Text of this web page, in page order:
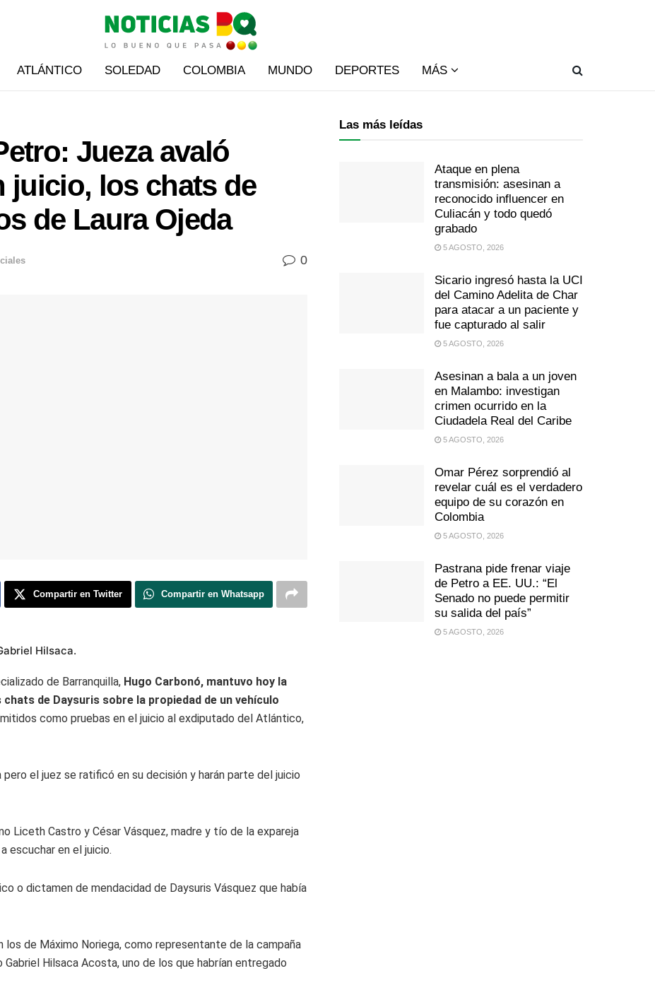
ATLÁNTICO SOLEDAD COLOMBIA MUNDO DEPORTES MÁS
Jueza avaló
juicio, los chats de
de Laura Ojeda
0
Compartir en Twitter Compartir en Whatsapp
Hilsaca.
de Barranquilla, Hugo Carbonó, mantuvo hoy la
de Daysuris sobre la propiedad de un vehículo
como pruebas en el juicio al exdiputado del Atlántico,
el juez se ratificó en su decisión y harán parte del juicio
Liceth Castro y César Vásquez, madre y tío de la expareja
escuchar en el juicio.
o dictamen de mendacidad de Daysuris Vásquez que había
de Máximo Noriega, como representante de la campaña
Hilsaca Acosta, uno de los que habrían entregado
Las más leídas
Ataque en plena
transmisión: asesinan a
reconocido influencer en
Culiacán y todo quedó
grabado
5 AGOSTO, 2026
Sicario ingresó hasta la UCI
del Camino Adelita de Char
para atacar a un paciente y
fue capturado al salir
5 AGOSTO, 2026
Asesinan a bala a un joven
en Malambo: investigan
crimen ocurrido en la
Ciudadela Real del Caribe
5 AGOSTO, 2026
Omar Pérez sorprendió al
revelar cuál es el verdadero
equipo de su corazón en
Colombia
5 AGOSTO, 2026
Pastrana pide frenar viaje
de Petro a EE. UU.: “El
Senado no puede permitir
su salida del país”
5 AGOSTO, 2026